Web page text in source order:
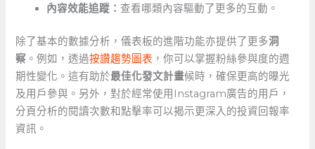
內容效能追蹤： 查看哪類內容驅動了更多的互動。
除了基本的數據分析，儀表板的進階功能亦提供了更多洞
察 。例如，透過按讚趨勢圖表 ，你可以掌握粉絲參與度的週
期性變化。這有助於最佳化發文計畫候時，確保更高的曝光
及用戶參與。另外，對於經常使用Instagram廣告的用戶，
分頁分析的閱讀次數和點擊率可以揭示更深入的投資回報率
資訊。